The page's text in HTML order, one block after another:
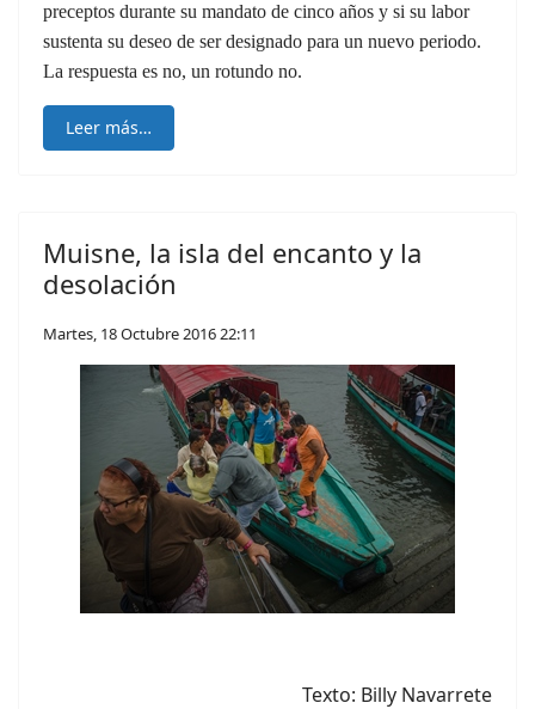
preceptos durante su mandato de cinco años y si su labor
sustenta su deseo de ser designado para un nuevo periodo.
La respuesta es no, un rotundo no.
Leer más…
Muisne, la isla del encanto y la
desolación
Martes, 18 Octubre 2016 22:11
Texto: Billy Navarrete